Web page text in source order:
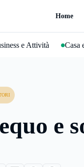
Home
e Attività Casa
e